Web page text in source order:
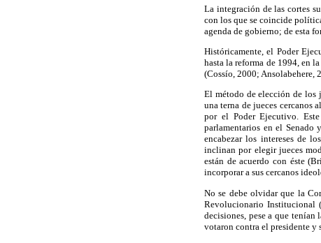
La integración de las cortes
con los que se coincide
agenda de gobierno; de esta
Históricamente, el Poder
hasta la reforma de 1994, en
(Cossío, 2000; Ansolabehere,
El método de elección de los
una terna de jueces cercanos
por el Poder Ejecutivo.
parlamentarios en el
encabezar los intereses de
inclinan por elegir jueces
están de acuerdo con éste
incorporar a sus cercanos
No se debe olvidar que la
Revolucionario Institucional
decisiones, pese a que
votaron contra el presidente y